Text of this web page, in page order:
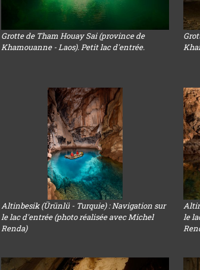
Grotte de Tham Houay Sai (province de
Khamouanne - Laos). Petit lac d'entrée.
Altinbesik (Ürünlü - Turquie) : Navigation sur
le lac d'entrée (photo réalisée avec Michel
Renda)
le